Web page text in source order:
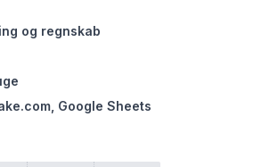
og regnskab
Google Sheets